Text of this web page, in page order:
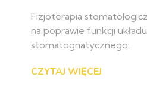
Fizjoterapia
na poprawie funkcji układu
stomatognatycznego.
CZYTAJ WIĘCEJ